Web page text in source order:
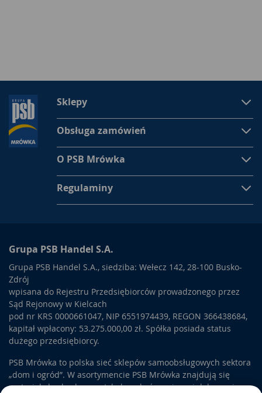
Sklepy
Obsługa zamówień
O PSB Mrówka
Regulaminy
Grupa PSB Handel S.A.
Grupa PSB Handel S.A., siedziba: Wełecz 142, 28-100 Busko-
Zdrój
wpisana do Rejestru Przedsiębiorców prowadzonego przez
Sąd Rejonowy w Kielcach
pod nr KRS 0000661047, NIP 6551974439, REGON 366438684,
kapitał wpłacony: 53.275.000,00 zł. Spółka posiada status
dużego przedsiębiorcy.
PSB Mrówka to polska sieć sklepów samoobsługowych sektora
„dom i ogród”. W asortymencie PSB Mrówka znajdują się
materiały budowlane, artykuły wykończeniowe i dekoracyjne,